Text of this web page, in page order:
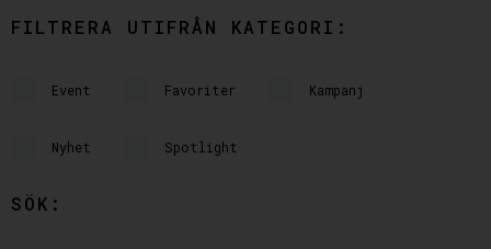
FILTRERA UTIFRÅN KATEGORI:
Event Favoriter Kampanj
Nyhet Spotlight
SÖK: